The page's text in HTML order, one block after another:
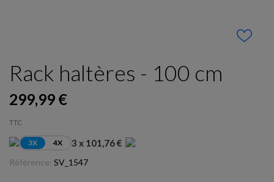
Rack haltères - 100 cm
299,99 €
TTC
3X 4X 3 x 101,76 €
Référence: SV_1547